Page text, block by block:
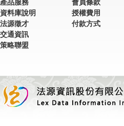
產品服務
資料庫說明
法源徵才
交通資訊
策略聯盟
會員條款
授權費用
付款方式